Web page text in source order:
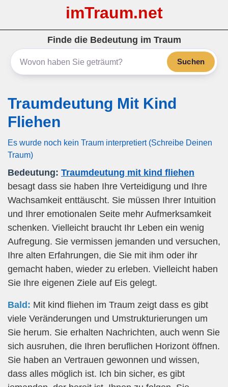
imTraum.net
Finde die Bedeutung im Traum
Suchen
Traumdeutung Mit Kind
Fliehen
Es wurde noch kein Traum interpretiert (Schreibe Deinen
Traum)
Bedeutung: Traumdeutung mit kind fliehen
besagt dass sie haben Ihre Verteidigung und Ihre
Wachsamkeit enttäuscht. Sie müssen Ihrer Intuition
und Ihrer emotionalen Seite mehr Aufmerksamkeit
schenken. Vielleicht braucht Ihr Leben ein wenig
Aufregung. Sie vermissen jemanden und versuchen,
Ihre alten Erfahrungen, die Sie mit ihm oder ihr
gemacht haben, wieder zu erleben. Vielleicht haben
Sie Ihre eigenen Ziele auf Eis gelegt.
Bald: Mit kind fliehen im Traum zeigt dass es gibt
viele Veränderungen und Umstrukturierungen um
Sie herum. Sie erhalten Nachrichten, auch wenn Sie
sich ausruhen, die Ihren beruflichen Horizont öffnen.
Sie haben an Vertrauen gewonnen und wissen,
dass alles möglich ist. Ich bin sicher, es gibt